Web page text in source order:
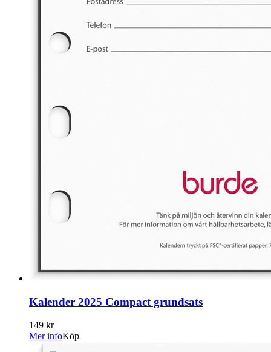
Kalender 2025 Compact grundsats
149 kr
Mer infoKöp